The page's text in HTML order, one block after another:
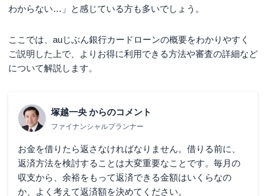
わからない…」と感じている方も多いでしょう。
ここでは、auじぶん銀行カードローンの概要をわかりやすく
ご説明した上で、よりお得に利用できる方法や審査の詳細など
について解説します。
塚越一央 からのコメント
ファイナンシャルプランナー
お金を借りたら返さなければなりません。借りる前に、
返済方法を検討することは大変重要なことです。毎月の
収支から、余裕をもって返済できる金額はいくらなの
か、よく考えて返済額を決めてください。